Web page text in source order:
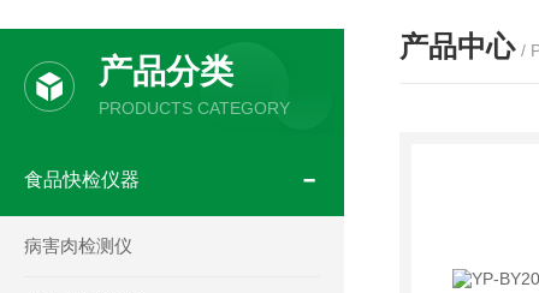
产品分类
PRODUCTS CATEGORY
食品快检仪器
病害肉检测仪
产品中心 /